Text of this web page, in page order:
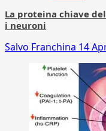
La proteina chiave
i neuroni
Salvo Franchina 14